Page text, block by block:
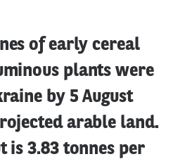
of early cereal
plants were
by 5 August
arable land.
is 3.83 tonnes per